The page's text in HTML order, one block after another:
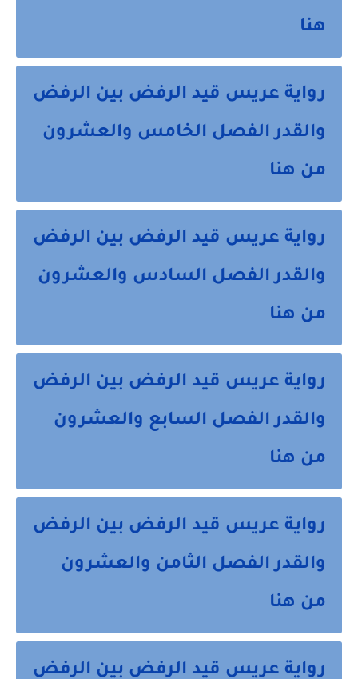
هنا
رواية عريس قيد الرفض بين الرفض
والقدر الفصل الخامس والعشرون
من هنا
رواية عريس قيد الرفض بين الرفض
والقدر الفصل السادس والعشرون
من هنا
رواية عريس قيد الرفض بين الرفض
والقدر الفصل السابع والعشرون
من هنا
رواية عريس قيد الرفض بين الرفض
والقدر الفصل الثامن والعشرون
من هنا
رواية عريس قيد الرفض بين الرفض